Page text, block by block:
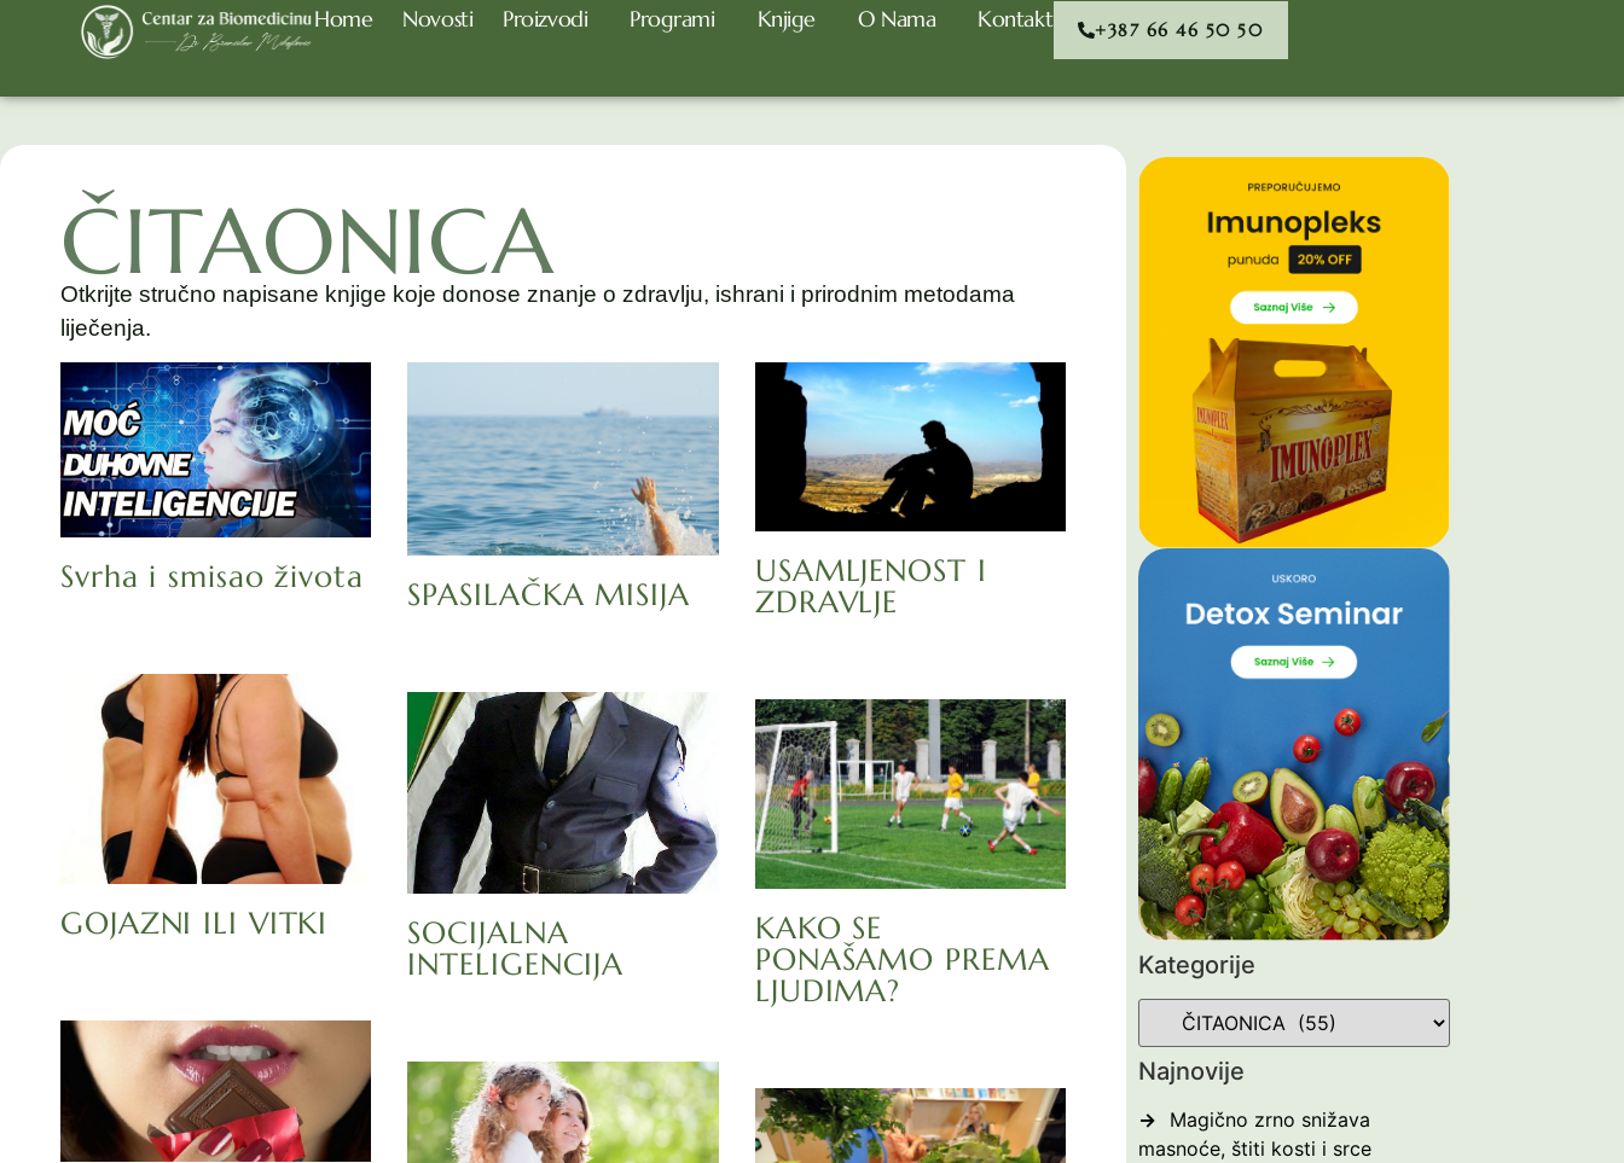
Home Novosti Proizvodi Programi Knjige O Nama Kontakt +387 66 46 50 50
ČITAONICA
Otkrijte stručno napisane knjige koje donose znanje o zdravlju, ishrani i prirodnim metodama
liječenja.
Svrha i smisao života SPASILAČKA MISIJA
USAMLJENOST I
ZDRAVLJE
GOJAZNI ILI VITKI
SOCIJALNA
INTELIGENCIJA
KAKO SE
PONAŠAMO PREMA
LJUDIMA?
Kategorije
Najnovije
Magično zrno snižava
masnoće, štiti kosti i srce